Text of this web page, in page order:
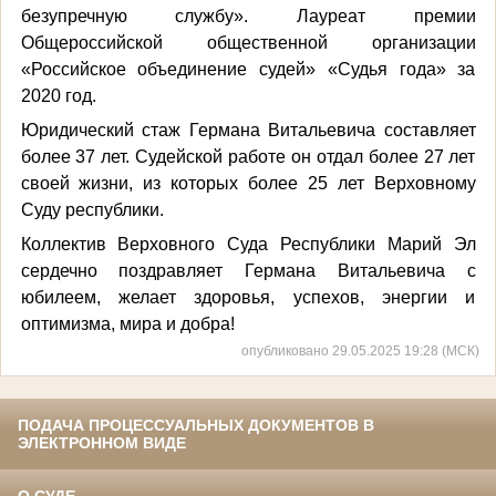
безупречную службу». Лауреат премии
Общероссийской общественной организации
«Российское объединение судей» «Судья года» за
2020 год.
Юридический стаж Германа Витальевича составляет
более 37 лет. Судейской работе он отдал более 27 лет
своей жизни, из которых более 25 лет Верховному
Суду республики.
Коллектив Верховного Суда Республики Марий Эл
сердечно поздравляет Германа Витальевича с
юбилеем, желает здоровья, успехов, энергии и
оптимизма, мира и добра!
опубликовано 29.05.2025 19:28 (МСК)
ПОДАЧА ПРОЦЕССУАЛЬНЫХ ДОКУМЕНТОВ В
ЭЛЕКТРОННОМ ВИДЕ